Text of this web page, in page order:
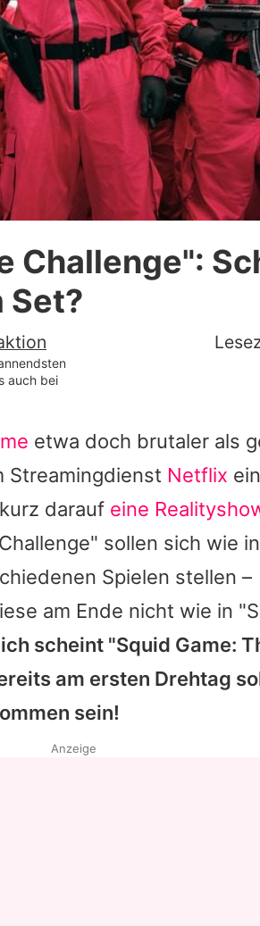
Jobs
App runterladen
Team
Richtlinien
Impressum
Utiq verwalten
Challenge":
Set?
auch bei
etwa doch brutaler als
Streamingdienst Netflix
darauf eine
sollen sich wie
Spielen stellen –
am Ende nicht wie in
scheint "Squid Game:
am ersten Drehtag
sein!
Anzeige